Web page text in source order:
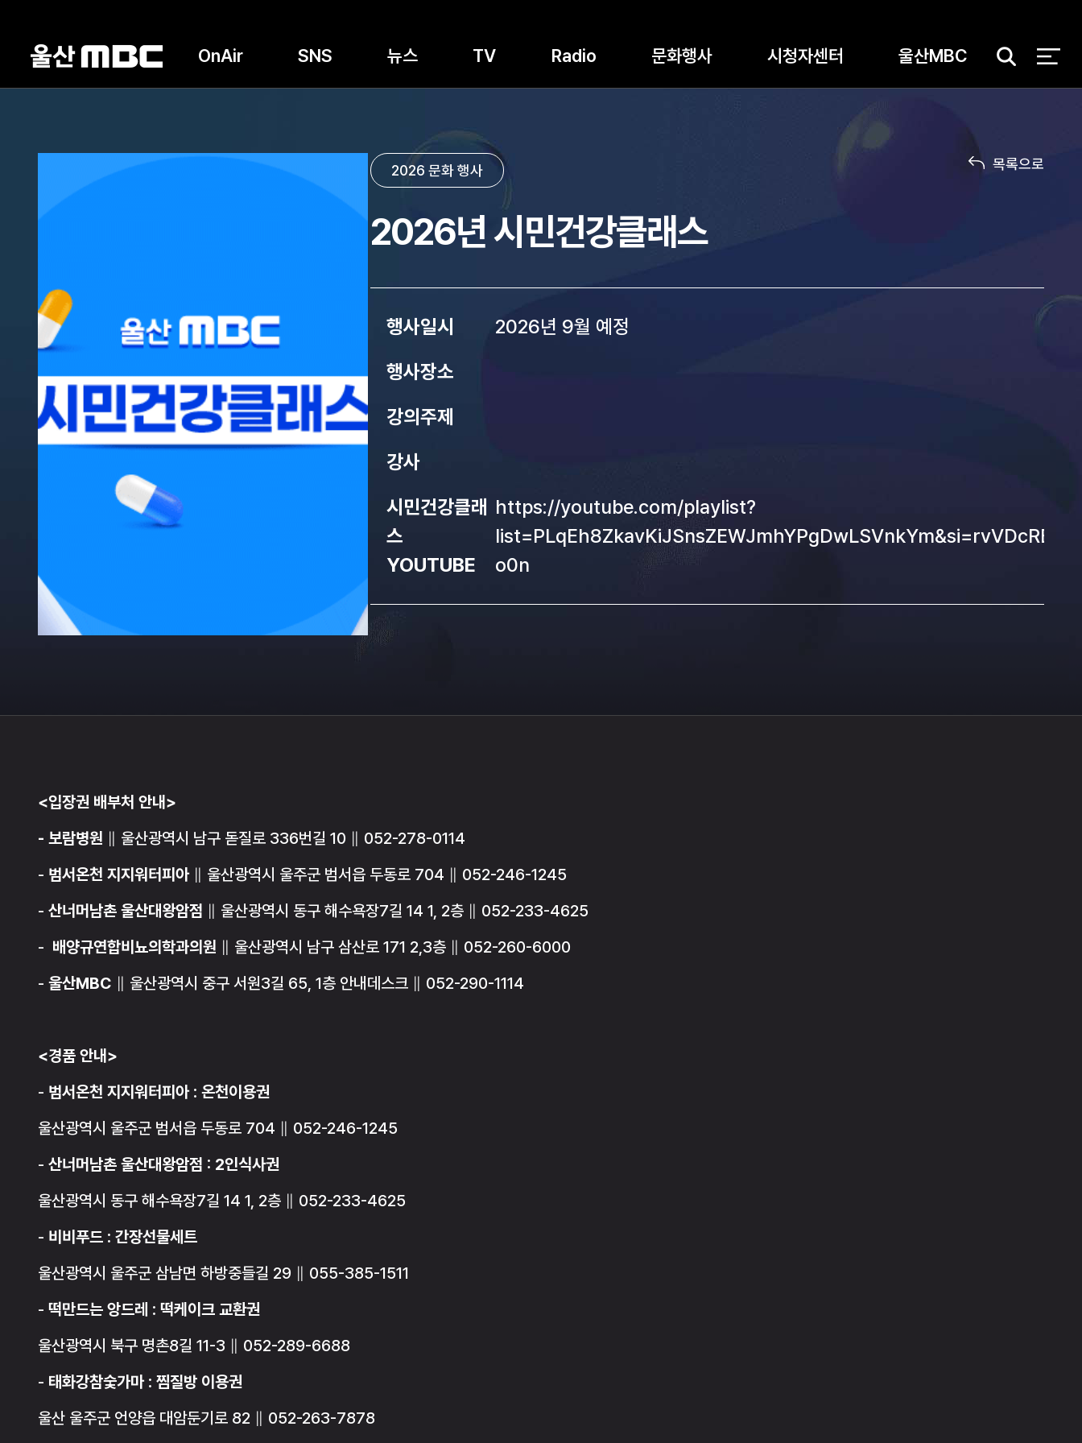
OnAir SNS 뉴스 TV Radio 문화행사 시청자센터 울산MBC
검
2026 문화 행사
2026년 시민건강클래스
행사일시
2026년 9월 예정
행사장소
강의주제
강사
시민건강클래
스
YOUTUBE
https://youtube.com/playlist?
o0n
목록으로
<입장권 배부처 안내>
- 보람병원 ∥ 울산광역시 남구 돋질로 336번길 10 ∥ 052-278-0114
- 범서온천 지지워터피아∥ 울산광역시 울주군 범서읍 두동로 704 ∥ 052-246-1245
- 산너머남촌 울산대왕암점 ∥ 울산광역시 동구 해수욕장7길 14 1, 2층 ∥ 052-233-4625
- 배양규연합비뇨의학과의원 ∥ 울산광역시 남구 삼산로 171 2,3층 ∥ 052-260-6000
- 울산MBC ∥ 울산광역시 중구 서원3길 65, 1층 안내데스크 ∥ 052-290-1114
<경품 안내>
- 범서온천 지지워터피아 : 온천이용권
울산광역시 울주군 범서읍 두동로 704 ∥ 052-246-1245
-산너머남촌 울산대왕암점 : 2인식사권
울산광역시 동구 해수욕장7길 14 1, 2층 ∥ 052-233-4625
- 비비푸드 : 간장선물세트
울산광역시 울주군 삼남면 하방중들길 29 ∥ 055-385-1511
-떡만드는 앙드레 : 떡케이크 교환권
울산광역시 북구 명촌8길 11-3 ∥ 052-289-6688
- 태화강참숯가마 : 찜질방 이용권
울산 울주군 언양읍 대암둔기로 82 ∥ 052-263-7878